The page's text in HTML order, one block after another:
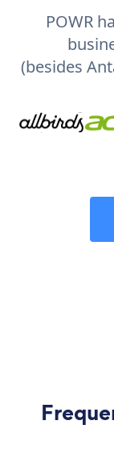
POWR
(besides